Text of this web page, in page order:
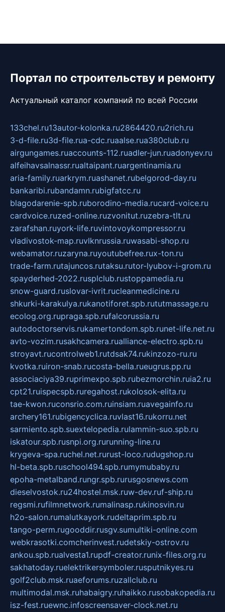
Портал по строительству и ремонту
Актуальный каталог компаний по всей России
133chel.ru13autor-kolonka.ru2864420.ru2rich.ru
3-d-file.ru3d-file.rua-cdc.ruaalse.rua380club.ru
airgungames.ruaccounts-112.ruadler-jun.ruadonyev.ru
alfeihavsalnassr.rualtaipant.ruargentinamia.ru
aria-family.ruarkrym.ruashanet.rubelgorod-day.ru
bankaribi.rubandamn.rubigfatcc.ru
blagodarenie-spb.ruborodino-media.rucard-voice.ru
cardvoice.ruzed-online.ruzvonitut.ruzebra-tlt.ru
zarafshan.ruyork-life.ruvintovoykompressor.ru
vladivostok-map.ruvlknrussia.ruwasabi-shop.ru
webamator.ruzaryna.ruyoutubefree.rux-ton.ru
trade-farm.rutajuncos.rutaksu.rutor-lyubov-i-grom.ru
spayderhed-2022.rusplclub.rustoppamedia.ru
snow-guard.ruslovar-ivrit.rucleanmedicine.ru
shkurki-karakulya.rukanotiforet.spb.rututmassage.ru
ecolog.org.rupraga.spb.rufalcorussia.ru
autodoctorservis.rukamertondom.spb.runet-life.net.ru
avto-vozim.rusakhcamera.rualliance-electro.spb.ru
stroyavt.rucontrolweb1.rutdsak74.rukinzozo-ru.ru
kvotka.ruiron-snab.rucosta-bella.rueugrus.pp.ru
associaciya39.ruprimexpo.spb.rubezmorchin.ruia2.ru
cpt21.ruispecspb.ruregahost.rukolosok-elita.ru
tae-kwon.ruconsrio.com.ruinsiam.ruavegainfo.ru
archery161.rubigencyclica.ruvlast16.rukorru.net
sarmiento.spb.suextelopedia.rulammin-suo.spb.ru
iskatour.spb.rusnpi.org.rurunning-line.ru
krygeva-spa.ruchel.net.rurust-loco.rudugshop.ru
hl-beta.spb.ruschool494.spb.rumymubaby.ru
epoha-metalband.rungr.spb.rurusgosnews.com
dieselvostok.ru24hostel.msk.ruw-dev.ruf-ship.ru
regsmi.rufilmnetwork.rumalinasp.rukinosvin.ru
h2o-salon.rumalutkayork.rudeltaprim.spb.ru
tango-perm.rugooddir.rusgv.sumultiki-online.com
webkrasotki.comcherinvest.rudetskiy-ostrov.ru
ankou.spb.rualvesta1.rupdf-creator.runix-files.org.ru
sakhatoday.ruelektrikersymboler.rusputnikyes.ru
golf2club.msk.ruaeforums.ruzallclub.ru
multimodal.msk.ruhabaigry.ruhaikko.rusobakopedia.ru
isz-fest.ruewnc.infoscreensaver-clock.net.ru